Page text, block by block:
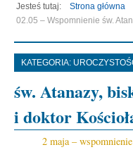
Jesteś tutaj: Strona główna
02.05 – Wspomnienie św.
KATEGORIA:
św. Atanazy,
i doktor
2 maja – wspomnienie